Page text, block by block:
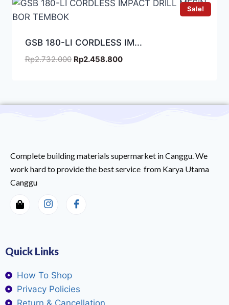
Sale!
GSB 180-LI CORDLESS IM...
Rp2.732.000 Rp2.458.800
Complete building materials supermarket in Canggu. We
work hard to provide the best service from Karya Utama
Canggu
Quick Links
How To Shop
Privacy Policies
Return & Cancellation